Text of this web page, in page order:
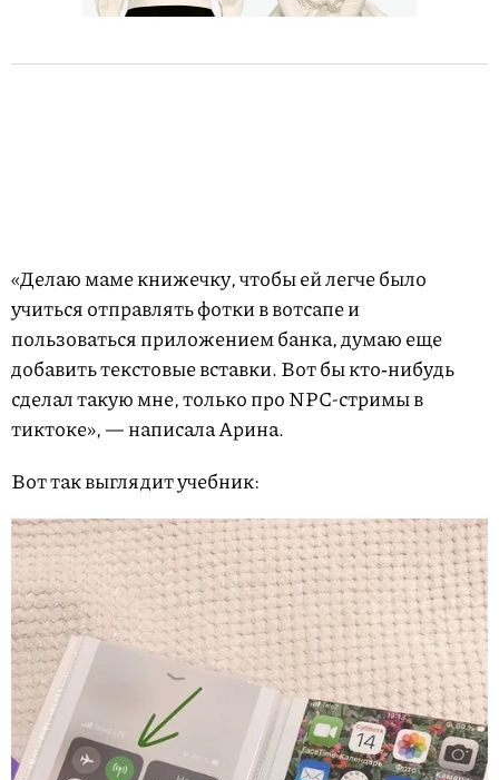
«Делаю маме книжечку, чтобы ей легче было
учиться отправлять фотки в вотсапе и
пользоваться приложением банка, думаю еще
добавить текстовые вставки. Вот бы кто‑нибудь
сделал такую мне, только про NPC-стримы в
тиктоке», — написала Арина.
Вот так выглядит учебник: